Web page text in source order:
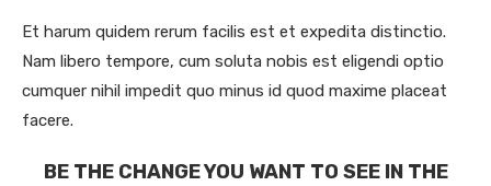
Et harum quidem rerum facilis est et expedita distinctio.
Nam libero tempore, cum soluta nobis est eligendi optio
cumquer nihil impedit quo minus id quod maxime placeat
facere.
BE THE CHANGE YOU WANT TO SEE IN THE